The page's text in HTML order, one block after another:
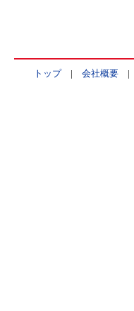
トップ| 会社概要|